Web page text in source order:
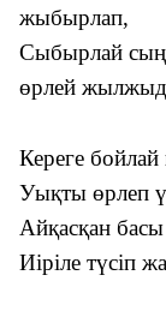
жыбырлап,
Сыбырлай
өрлей
Кереге бойлай
Уықты өрлеп
Айқасқан басы
Иіріле түсіп